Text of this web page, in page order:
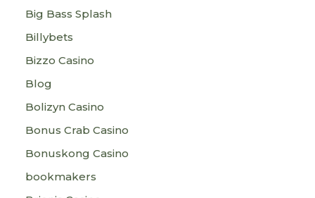
Big Bass Splash
Billybets
Bizzo Casino
Blog
Bolizyn Casino
Bonus Crab Casino
Bonuskong Casino
bookmakers